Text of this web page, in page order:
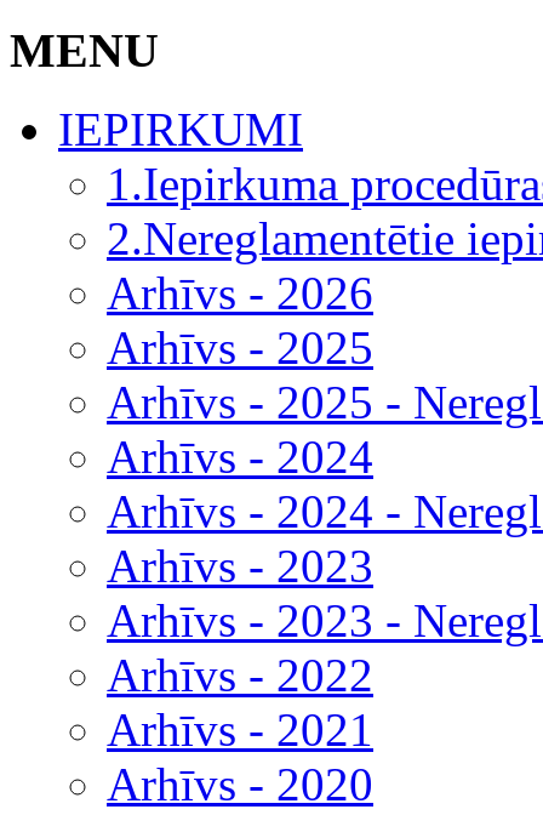
MENU
IEPIRKUMI
1.Iepirkuma
2.Nereglamentētie
Arhīvs - 2026
Arhīvs - 2025
Arhīvs - 2025 -
Arhīvs - 2024
Arhīvs - 2024 -
Arhīvs - 2023
Arhīvs - 2023 -
Arhīvs - 2022
Arhīvs - 2021
Arhīvs - 2020